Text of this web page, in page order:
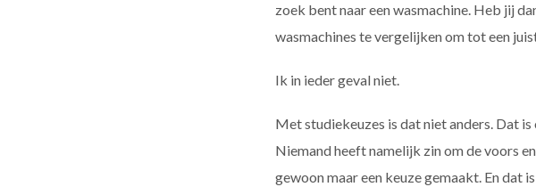
zoek bent naar een wasmachine. Heb jij
wasmachines te vergelijken om tot een
Ik in ieder geval niet.
Met studiekeuzes is dat niet anders. Dat
Niemand heeft namelijk zin om de voors
gewoon maar een keuze gemaakt. En dat